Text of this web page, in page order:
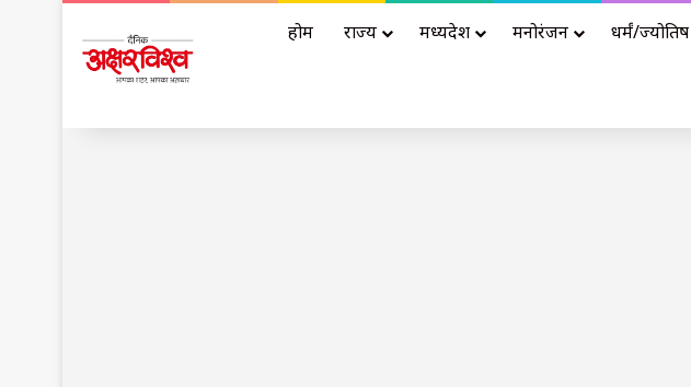
होम राज्य मध्यप्रदेश मनोरंजन धर्मं/ज्योतिष